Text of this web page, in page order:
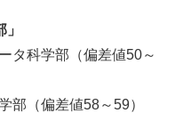
タ科学部（偏差値50～
部（偏差値58～59）